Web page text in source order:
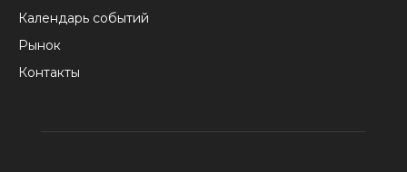
Календарь событий
Рынок
Контакты